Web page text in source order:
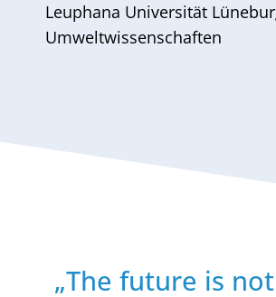
Leuphana Universität
Umweltwissenschaften
„The future is